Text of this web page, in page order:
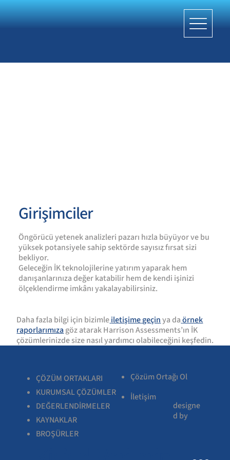
Girişimciler
Öngörücü yetenek analizleri pazarı hızla büyüyor ve bu
yüksek potansiyele sahip sektörde sayısız fırsat sizi
bekliyor.
Geleceğin İK teknolojilerine yatırım yaparak hem
danışanlarınıza değer katabilir hem de kendi işinizi
ölçeklendirme imkânı yakalayabilirsiniz.
Daha fazla bilgi için bizimleiletişimegeçinya da örnek
raporlarımıza göz atarak Harrison Assessments’ın İK
çözümlerinizde size nasıl yardımcı olabileceğini keşfedin.
ÇÖZÜM ORTAKLARI
KURUMSAL ÇÖZÜMLER
DEĞERLENDİRMELER
KAYNAKLAR
BROŞÜRLER
Çözüm Ortağı Ol
İletişim
designe
d by